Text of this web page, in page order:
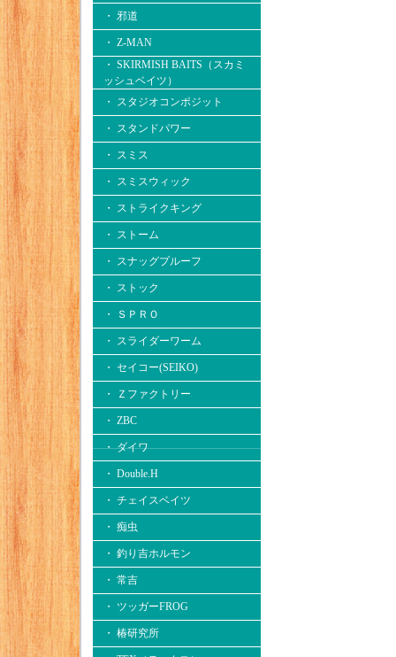
・ 邪道
・ Z-MAN
・ SKIRMISH BAITS（スカミ
ッシュベイツ）
・ スタジオコンポジット
・ スタンドパワー
・ スミス
・ スミスウィック
・ ストライクキング
・ ストーム
・ スナッグプルーフ
・ ストック
・ ＳＰＲＯ
・ スライダーワーム
・ セイコー(SEIKO)
・ Ｚファクトリー
・ ZBC
・ ダイワ
・ Double.H
・ チェイスベイツ
・ 痴虫
・ 釣り吉ホルモン
・ 常吉
・ ツッガーFROG
・ 椿研究所